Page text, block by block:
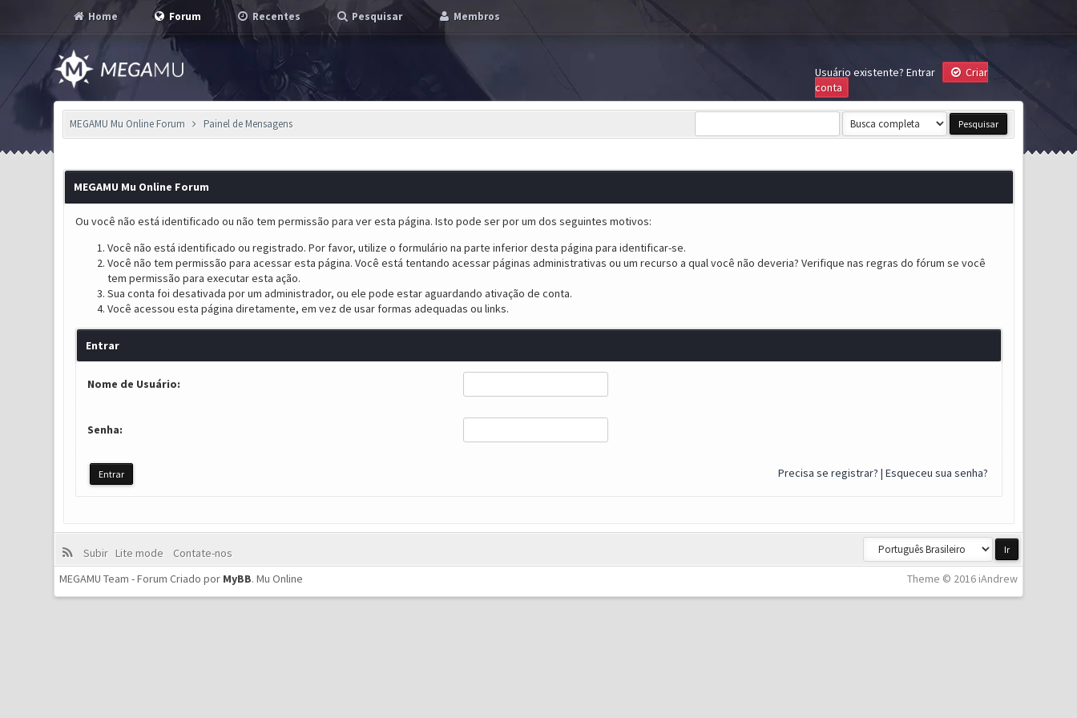
Home Forum Recentes Pesquisar Membros
Usuário existente? Entrar
Criar
conta
MEGAMU Mu Online Forum Painel de Mensagens
MEGAMU Mu Online Forum
Ou você não está identificado ou não tem permissão para ver esta página. Isto pode ser por um dos seguintes motivos:
Você não está identificado ou registrado. Por favor, utilize o formulário na parte inferior desta página para identificar-se.
Você não tem permissão para acessar esta página. Você está tentando acessar páginas administrativas ou um recurso a qual você não deveria? Verifique nas regras do fórum se você
tem permissão para executar esta ação.
Sua conta foi desativada por um administrador, ou ele pode estar aguardando ativação de conta.
Você acessou esta página diretamente, em vez de usar formas adequadas ou links.
Entrar
Nome de Usuário:
Senha:
Precisa se registrar? | Esqueceu sua senha?
Subir Lite mode
Contate-nos
Theme © 2016 iAndrew
MEGAMU Team - Forum Criado por MyBB.Mu Online